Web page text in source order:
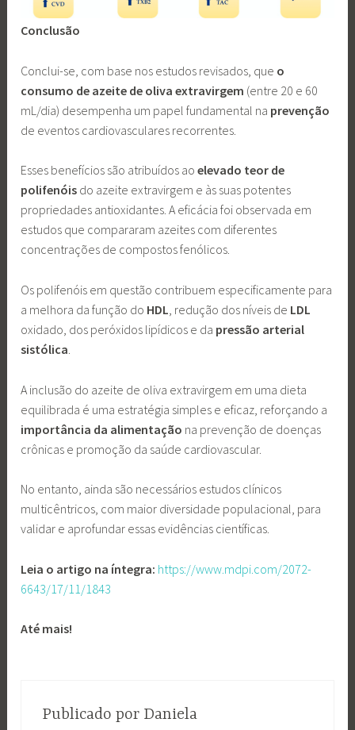
Conclusão
Conclui-se, com base nos estudos revisados, que o
consumo de azeite de oliva extravirgem (entre 20 e 60
mL/dia) desempenha um papel fundamental na prevenção
de eventos cardiovasculares recorrentes.
Esses benefícios são atribuídos aoelevado teor de
polifenóis do azeite extravirgem e às suas potentes
propriedades antioxidantes. A eficácia foi observada em
estudos que compararam azeites com diferentes
concentrações de compostos fenólicos.
Os polifenóis em questão contribuem especificamente para
a melhora da função do HDL , redução dos níveis de LDL
oxidado, dos peróxidos lipídicos e da pressão arterial
sistólica
A inclusão do azeite de oliva extravirgem em uma dieta
equilibrada é uma estratégia simples e eficaz, reforçando a
importância da alimentação na prevenção de doenças
crônicas e promoção da saúde cardiovascular.
No entanto, ainda são necessários estudos clínicos
multicêntricos, com maior diversidade populacional, para
validar e aprofundar essas evidências científicas.
Leia o artigo na íntegra: https://www.mdpi.com/2072-
6643/17/11/1843
Até mais!
Publicado por Daniela